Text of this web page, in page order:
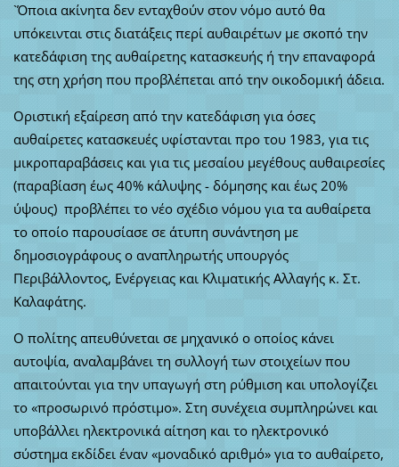
`Όποια ακίνητα δεν ενταχθούν στον νόμο αυτό θα
υπόκεινται στις διατάξεις περί αυθαιρέτων με σκοπό την
κατεδάφιση της αυθαίρετης κατασκευής ή την επαναφορά
της στη χρήση που προβλέπεται από την οικοδομική άδεια.
Οριστική εξαίρεση από την κατεδάφιση για όσες
αυθαίρετες κατασκευές υφίστανται προ του 1983, για τις
μικροπαραβάσεις και για τις μεσαίου μεγέθους αυθαιρεσίες
(παραβίαση έως 40% κάλυψης - δόμησης και έως 20%
ύψους) προβλέπει το νέο σχέδιο νόμου για τα αυθαίρετα
το οποίο παρουσίασε σε άτυπη συνάντηση με
δημοσιογράφους ο αναπληρωτής υπουργός
Περιβάλλοντος, Ενέργειας και Κλιματικής Αλλαγής κ. Στ.
Καλαφάτης.
Ο πολίτης απευθύνεται σε μηχανικό ο οποίος κάνει
αυτοψία, αναλαμβάνει τη συλλογή των στοιχείων που
απαιτούνται για την υπαγωγή στη ρύθμιση και υπολογίζει
το «προσωρινό πρόστιμο». Στη συνέχεια συμπληρώνει και
υποβάλλει ηλεκτρονικά αίτηση και το ηλεκτρονικό
σύστημα εκδίδει έναν «μοναδικό αριθμό» για το αυθαίρετο,